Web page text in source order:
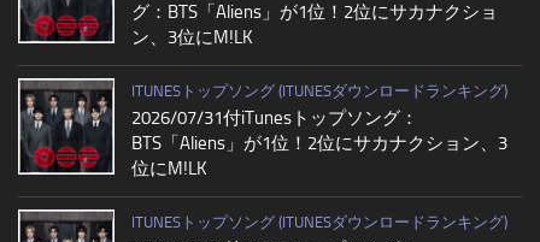
グ：BTS「Aliens」が1位！2位にサカナクショ
ン、3位にM!LK
ITUNESトップソング (ITUNESダウンロードランキング)
2026/07/31付iTunesトップソング：
BTS「Aliens」が1位！2位にサカナクション、3
位にM!LK
ITUNESトップソング (ITUNESダウンロードランキング)